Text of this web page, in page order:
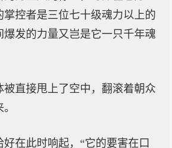
掌控者是三位七十级魂力以上的
爆发的力量又岂是它一只千年魂
被直接甩上了空中，翻滚着朝众
好在此时响起，“它的要害在口